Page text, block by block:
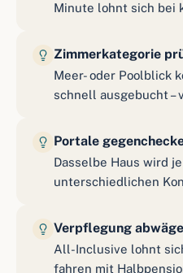
Minute lohnt sich bei
Zimmerkategorie
Meer- oder Poolblick
schnell ausgebucht –
Portale
Dasselbe Haus wird
unterschiedlichen
Verpflegung
All-Inclusive lohnt
fahren mit